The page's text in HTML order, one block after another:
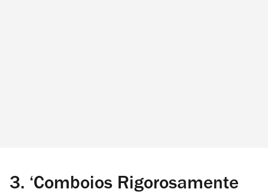
3. ‘Comboios Rigorosamente